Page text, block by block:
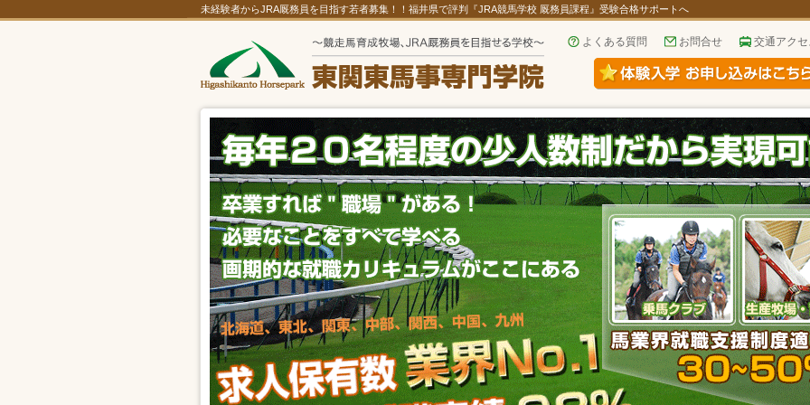
未経験者からJRA厩務員を目指す若者募集！！福井県で評判『JRA競馬学校 厩務員課程』受験合格サポートへ
よくある質問 お問合せ 交通アク